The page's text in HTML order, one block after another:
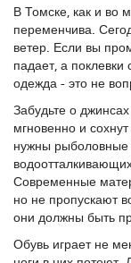
В Томске, как и во
переменчива.
ветер. Если вы
падает, а
одежда - это не
Забудьте о
мгновенно и
нужны
Современные
но не пропускают
они должны быть
Обувь играет не